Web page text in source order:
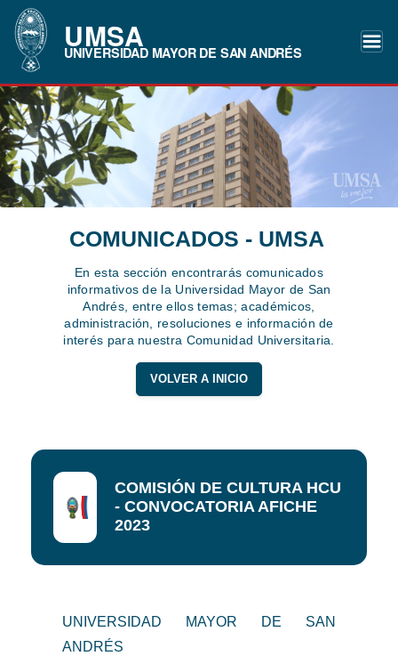
UMSA
UNIVERSIDAD MAYOR DE SAN ANDRÉS
COMUNICADOS - UMSA
En esta sección encontrarás comunicados
informativos de la Universidad Mayor de San
Andrés, entre ellos temas; académicos,
administración, resoluciones e información de
interés para nuestra Comunidad Universitaria.
VOLVER A INICIO
COMISIÓN DE CULTURA HCU
- CONVOCATORIA AFICHE
2023
UNIVERSIDAD MAYOR DE SAN
ANDRÉS